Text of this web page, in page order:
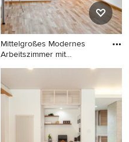
Mittelgroßes Modernes
Arbeitszimmer mit
Mittelgroßes Modernes
Arbeitszimmer mit
Arbeitsplatz, weißer
Wandfarbe, hellem
Holzboden und Einbau-
Schreibtisch in Dortmund